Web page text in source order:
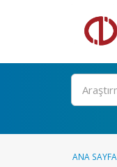
Ara
ANA SAYFA